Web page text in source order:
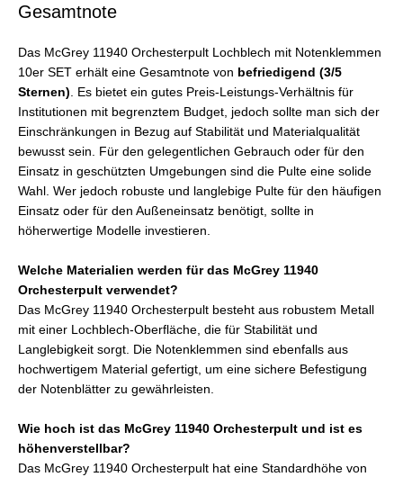
Gesamtnote
Das McGrey 11940 Orchesterpult Lochblech mit Notenklemmen
10er SET erhält eine Gesamtnote von befriedigend (3/5
Sternen). Es bietet ein gutes Preis-Leistungs-Verhältnis für
Institutionen mit begrenztem Budget, jedoch sollte man sich der
Einschränkungen in Bezug auf Stabilität und Materialqualität
bewusst sein. Für den gelegentlichen Gebrauch oder für den
Einsatz in geschützten Umgebungen sind die Pulte eine solide
Wahl. Wer jedoch robuste und langlebige Pulte für den häufigen
Einsatz oder für den Außeneinsatz benötigt, sollte in
höherwertige Modelle investieren.
Welche Materialien werden für das McGrey 11940
Orchesterpult verwendet?
Das McGrey 11940 Orchesterpult besteht aus robustem Metall
mit einer Lochblech-Oberfläche, die für Stabilität und
Langlebigkeit sorgt. Die Notenklemmen sind ebenfalls aus
hochwertigem Material gefertigt, um eine sichere Befestigung
der Notenblätter zu gewährleisten.
Wie hoch ist das McGrey 11940 Orchesterpult und ist es
höhenverstellbar?
Das McGrey 11940 Orchesterpult hat eine Standardhöhe von